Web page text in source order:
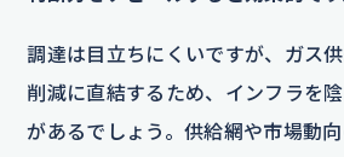
調達は目立ちにくいですが、ガス
削減に直結するため、インフラを
があるでしょう。供給網や市場動